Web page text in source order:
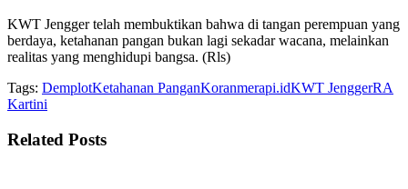
KWT Jengger telah membuktikan bahwa di tangan perempuan yang
berdaya, ketahanan pangan bukan lagi sekadar wacana, melainkan
realitas yang menghidupi bangsa. (Rls)
Tags: DemplotKetahanan PanganKoranmerapi.idKWT JenggerRA
Kartini
Related Posts